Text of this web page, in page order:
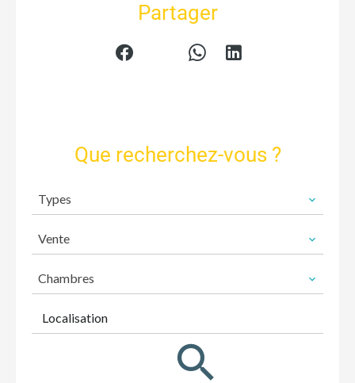
Partager
Que recherchez-vous ?
Types
Vente
Chambres
Localisation